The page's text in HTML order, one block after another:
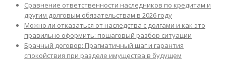
Сравнение ответственности наследников по кредитам и
другим долговым обязательствам в 2026 году
Можно ли отказаться от наследства с долгами и как это
правильно оформить: пошаговый разбор ситуации
Брачный договор: Прагматичный шаг и гарантия
спокойствия при разделе имущества в будущем